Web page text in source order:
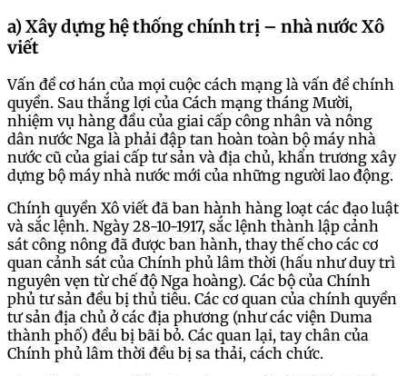
a) Xây dựng hệ thống chính trị – nhà nước Xô
viết
Vấn đề cơ hán của mọi cuộc cách mạng là vấn đề chính
quyền. Sau thắng lợi của Cách mạng tháng Mười,
nhiệm vụ hàng đầu của giai cấp công nhân và nông
dân nước Nga là phải đập tan hoàn toàn bộ máy nhà
nước cũ của giai cấp tư sản và địa chủ, khẩn trương xây
dựng bộ máy nhà nước mới của những người lao động.
Chính quyền Xô viết đã ban hành hàng loạt các đạo luật
và sắc lệnh. Ngày 28-10-1917, sắc lệnh thành lập cảnh
sát công nông đã được ban hành, thay thế cho các cơ
quan cảnh sát của Chính phủ lâm thời (hấu như duy trì
nguyên vẹn từ chế độ Nga hoàng). Các bộ của Chính
phủ tư sản đều bị thủ tiêu. Các cơ quan của chính quyền
tư sản địa chủ ở các địa phương (như các viện Duma
thành phố) đều bị bãi bỏ. Các quan lại, tay chân của
Chính phủ lâm thời đều bị sa thải, cách chức.